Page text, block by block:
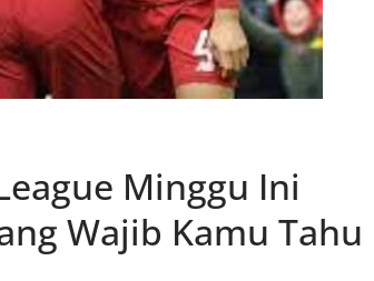
Minggu Ini
Wajib Kamu Tahu